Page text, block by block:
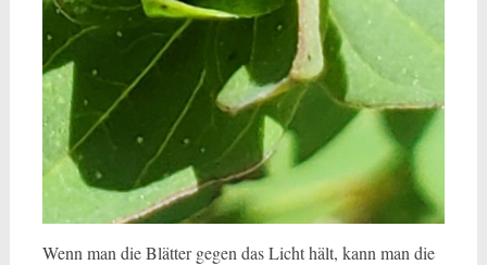
Wenn man die Blätter gegen das Licht hält, kann man die